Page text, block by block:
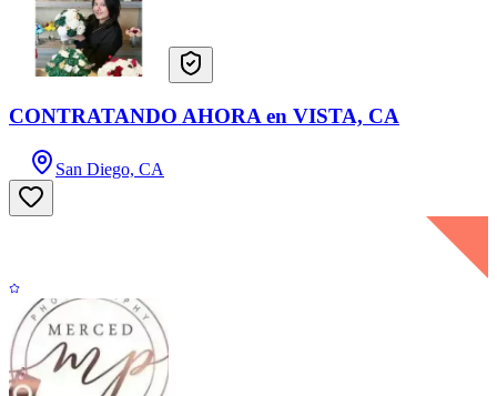
CONTRATANDO AHORA en VISTA, CA
San Diego, CA